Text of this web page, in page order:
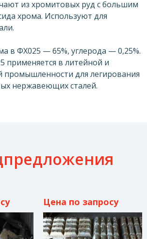
из хромитовых руд с большим
хрома. Используют для
в ФХ025 — 65%, углерода — 0,25%.
применяется в литейной и
промышленности для легирования
нержавеющих сталей.
Цена по запросу